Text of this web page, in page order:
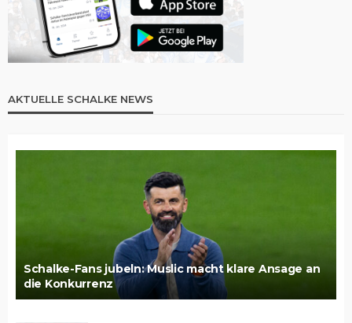
AKTUELLE SCHALKE NEWS
Schalke-Fans jubeln: Muslic macht klare Ansage an
die Konkurrenz